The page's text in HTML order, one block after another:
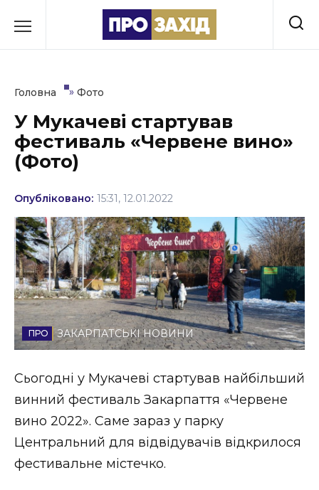
до
Культура
Освіта
Події
Політика
Соціум
Спорт
Стиль життя
Втрачений Ужгород (відеоверсія)
ЗАКАРПАТСЬКІ НОВИНИ
Головна » Фото
У Мукачеві стартував
фестиваль «Червене вино»
(Фото)
Опубліковано: 15:31, 12.01.2022
ЗАКАРПАТСЬКІ НОВИНИ
Сьогодні у Мукачеві стартував найбільший
винний фестиваль Закарпаття «Червене
вино 2022». Саме зараз у парку
Центральний для відвідувачів відкрилося
фестивальне містечко.